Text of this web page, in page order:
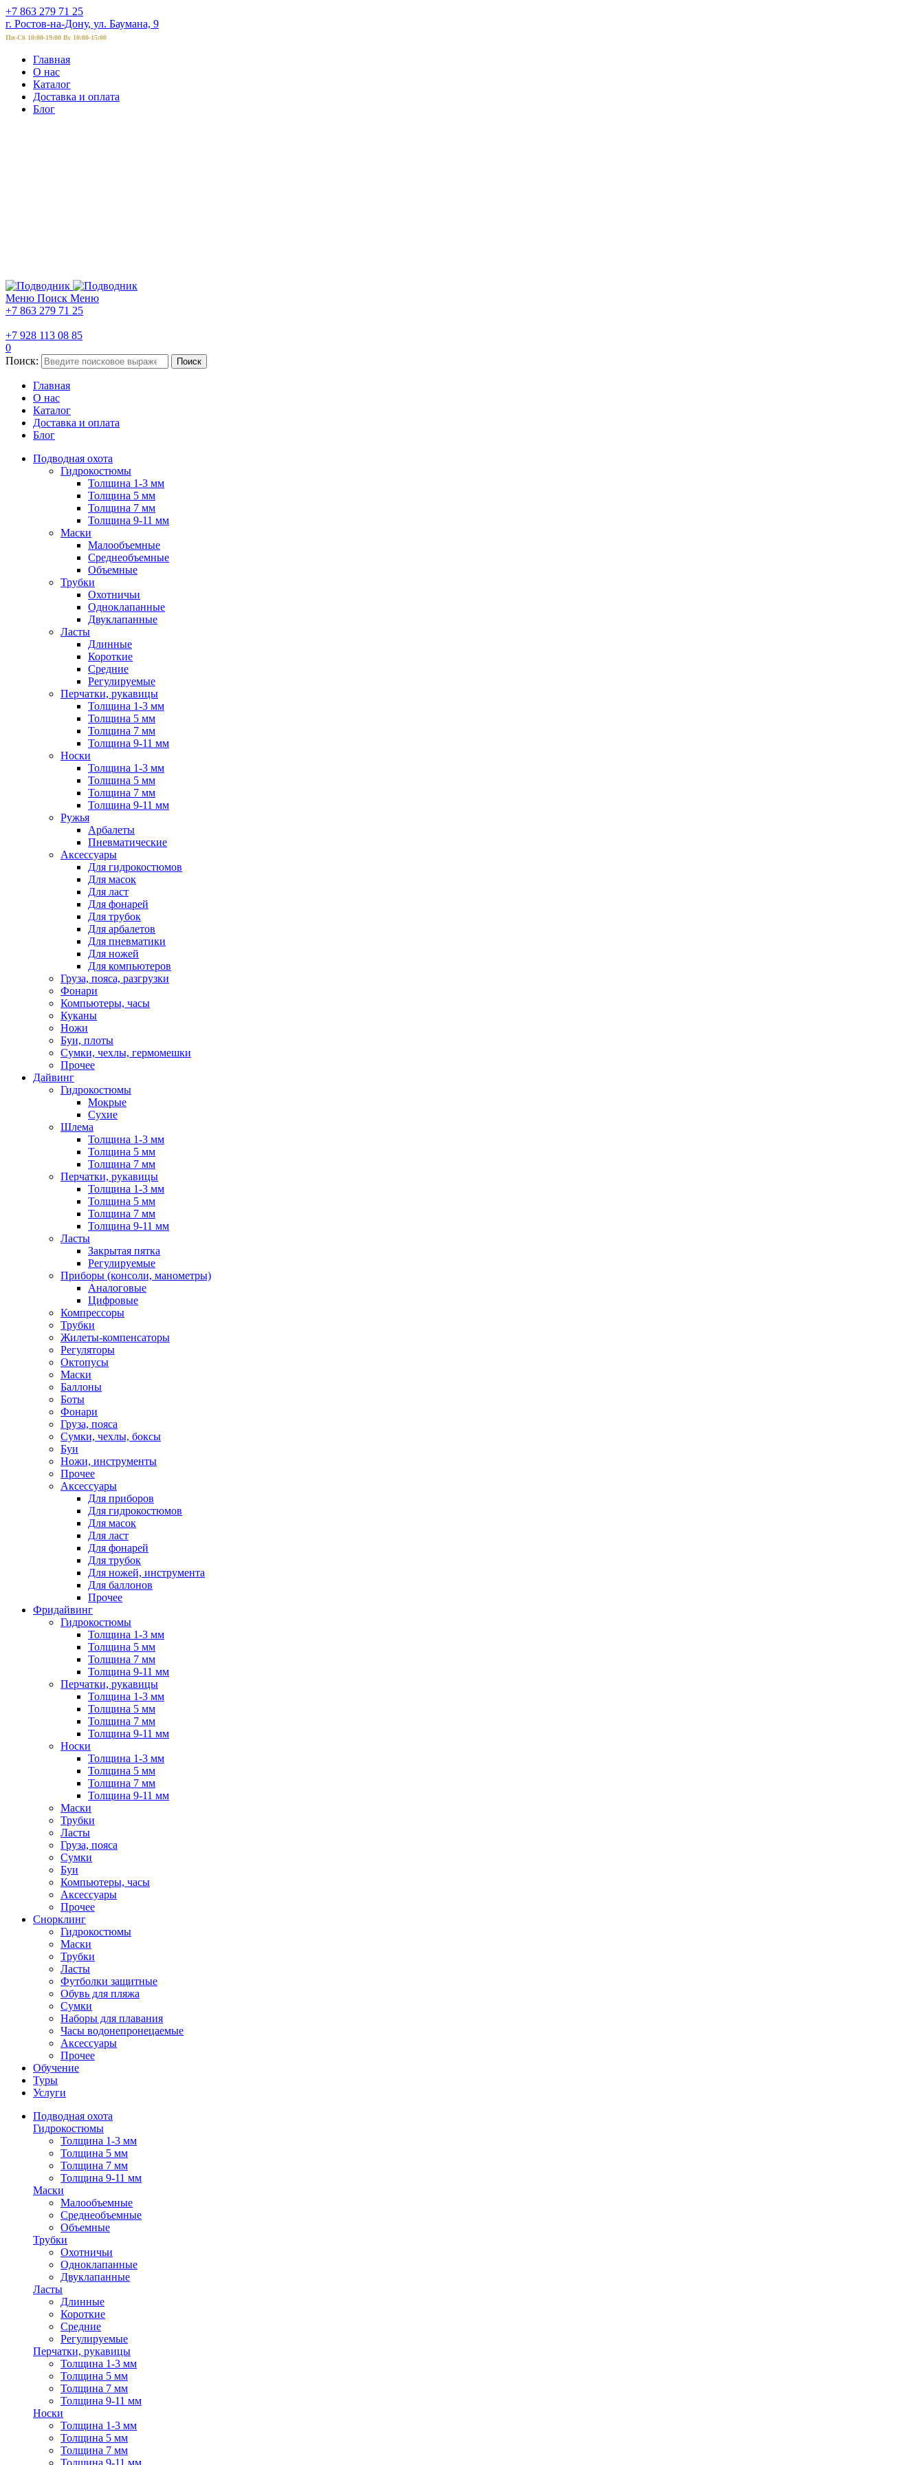
+7 863 279 71 25
г. Ростов-на-Дону, ул. Баумана, 9
Пн-Сб 10:00-19:00 Вс 10:00-15:00
Главная
О нас
Каталог
Доставка и оплата
Блог
Меню Поиск Меню
+7 863 279 71 25
+7 928 113 08 85
0
Поиск:
Поиск
Главная
О нас
Каталог
Доставка и оплата
Блог
Подводная охота
Гидрокостюмы
Толщина 1-3 мм
Толщина 5 мм
Толщина 7 мм
Толщина 9-11 мм
Маски
Малообъемные
Среднеобъемные
Объемные
Трубки
Охотничьи
Одноклапанные
Двуклапанные
Ласты
Длинные
Короткие
Средние
Регулируемые
Перчатки, рукавицы
Толщина 1-3 мм
Толщина 5 мм
Толщина 7 мм
Толщина 9-11 мм
Носки
Толщина 1-3 мм
Толщина 5 мм
Толщина 7 мм
Толщина 9-11 мм
Ружья
Арбалеты
Пневматические
Аксессуары
Для гидрокостюмов
Для масок
Для ласт
Для фонарей
Для трубок
Для арбалетов
Для пневматики
Для ножей
Для компьютеров
Груза, пояса, разгрузки
Фонари
Компьютеры, часы
Куканы
Ножи
Буи, плоты
Сумки, чехлы, гермомешки
Прочее
Дайвинг
Гидрокостюмы
Мокрые
Сухие
Шлема
Толщина 1-3 мм
Толщина 5 мм
Толщина 7 мм
Перчатки, рукавицы
Толщина 1-3 мм
Толщина 5 мм
Толщина 7 мм
Толщина 9-11 мм
Ласты
Закрытая пятка
Регулируемые
Приборы (консоли, манометры)
Аналоговые
Цифровые
Компрессоры
Трубки
Жилеты-компенсаторы
Регуляторы
Октопусы
Маски
Баллоны
Боты
Фонари
Груза, пояса
Сумки, чехлы, боксы
Буи
Ножи, инструменты
Прочее
Аксессуары
Для приборов
Для гидрокостюмов
Для масок
Для ласт
Для фонарей
Для трубок
Для ножей, инструмента
Для баллонов
Прочее
Фридайвинг
Гидрокостюмы
Толщина 1-3 мм
Толщина 5 мм
Толщина 7 мм
Толщина 9-11 мм
Перчатки, рукавицы
Толщина 1-3 мм
Толщина 5 мм
Толщина 7 мм
Толщина 9-11 мм
Носки
Толщина 1-3 мм
Толщина 5 мм
Толщина 7 мм
Толщина 9-11 мм
Маски
Трубки
Ласты
Груза, пояса
Сумки
Буи
Компьютеры, часы
Аксессуары
Прочее
Снорклинг
Гидрокостюмы
Маски
Трубки
Ласты
Футболки защитные
Обувь для пляжа
Сумки
Наборы для плавания
Часы водонепронецаемые
Аксессуары
Прочее
Обучение
Туры
Услуги
Подводная охота
Гидрокостюмы
Толщина 1-3 мм
Толщина 5 мм
Толщина 7 мм
Толщина 9-11 мм
Маски
Малообъемные
Среднеобъемные
Объемные
Трубки
Охотничьи
Одноклапанные
Двуклапанные
Ласты
Длинные
Короткие
Средние
Регулируемые
Перчатки, рукавицы
Толщина 1-3 мм
Толщина 5 мм
Толщина 7 мм
Толщина 9-11 мм
Носки
Толщина 1-3 мм
Толщина 5 мм
Толщина 7 мм
Толщина 9-11 мм